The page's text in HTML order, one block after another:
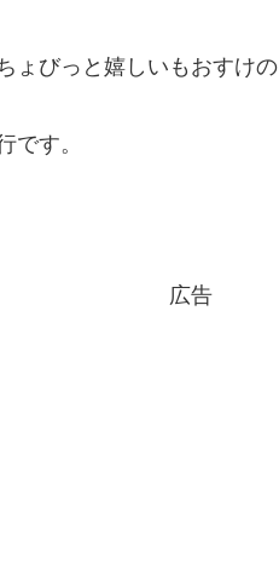
ょびっと嬉しいもおすけの
です。
広告